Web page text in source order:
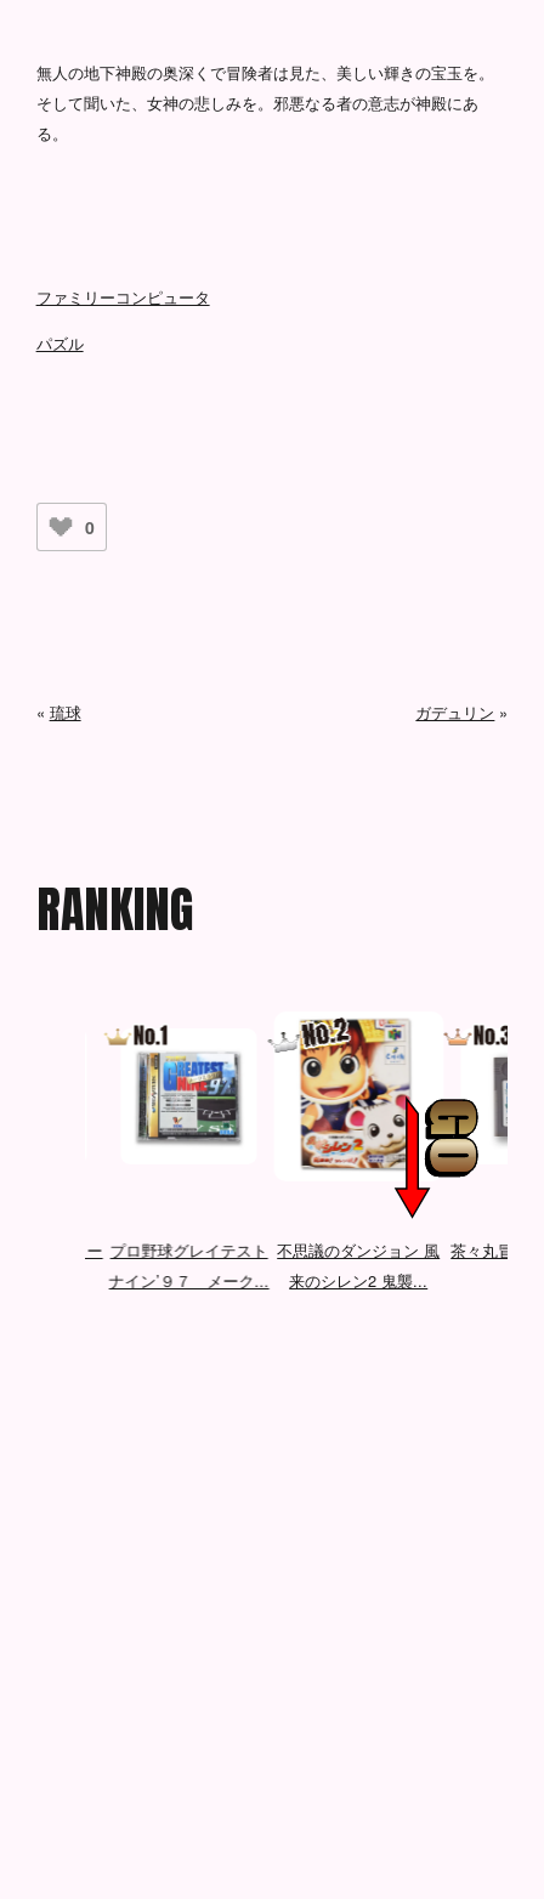
無人の地下神殿の奥深くで冒険者は見た、美しい輝きの宝玉を。
そして聞いた、女神の悲しみを。邪悪なる者の意志が神殿にあ
る。
ファミリーコンピュータ
パズル
0
« 琉球 ガデュリン »
RANKING
プロ野球グレイテスト
ナイン’９７ メーク...
不思議のダンジョン 風
来のシレン2 鬼襲...
茶々丸冒険記3 アビ